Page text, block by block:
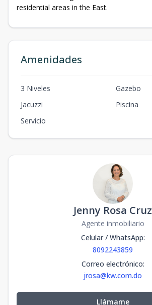
residential areas in the East.
Amenidades
3 Niveles
Gazebo
Jacuzzi
Piscina
Servicio
Jenny Rosa Cruz
Agente inmobiliario
Celular / WhatsApp:
8092243859
Correo electrónico:
jrosa@kw.com.do
Llámame